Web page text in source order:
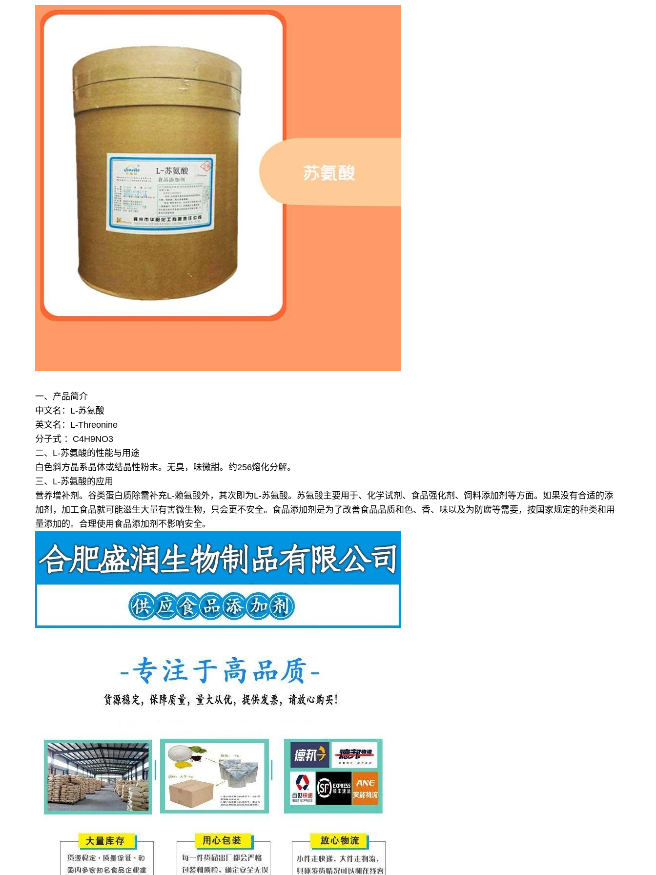
一、产品简介
中文名：L-苏氨酸
英文名：L-Threonine
分子式 ：C4H9NO3
二、L-苏氨酸的性能与用途
白色斜方晶系晶体或结晶性粉末。无臭，味微甜。约256熔化分解。
三、L-苏氨酸的应用
营养增补剂。谷类蛋白质除需补充L-赖氨酸外，其次即为L-苏氨酸。 苏氨酸主要用于、化学试剂、食品强化剂、饲料添加剂等方面。如果没有合适的添
加剂，加工食品就可能滋生大量有害微生物，只会更不安全。食品添加剂是为了改善食品品质和色、香、味以及为防腐等需要，按国家规定的种类和用
量添加的。合理使用食品添加剂不影响安全。